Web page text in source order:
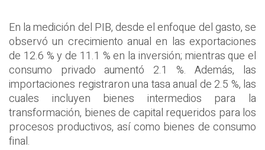
En la medición del PIB, desde el enfoque del gasto, se
observó un crecimiento anual en las exportaciones
de 12.6 % y de 11.1 % en la inversión; mientras que el
consumo privado aumentó 2.1 %. Además, las
importaciones registraron una tasa anual de 2.5 %, las
cuales incluyen bienes intermedios para la
transformación, bienes de capital requeridos para los
procesos productivos, así como bienes de consumo
final.